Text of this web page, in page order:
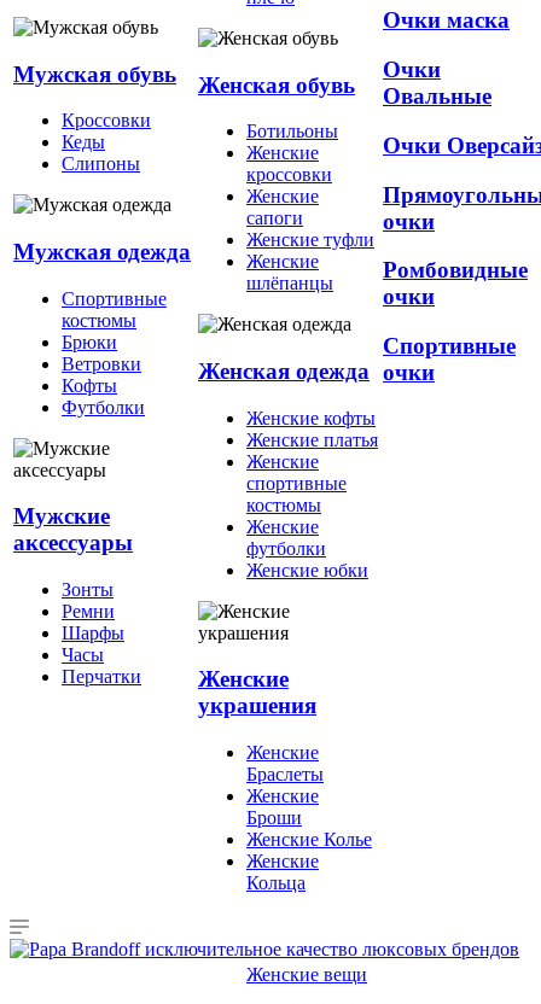
Мужская обувь
Кроссовки
Кеды
Слипоны
Мужская одежда
Спортивные
костюмы
Брюки
Ветровки
Кофты
Футболки
Мужские
аксессуары
Зонты
Ремни
Шарфы
Часы
Перчатки
Женская обувь
Ботильоны
Женские
кроссовки
Женские
сапоги
Женские туфли
Женские
шлёпанцы
Женская одежда
Женские кофты
Женские платья
Женские
спортивные
костюмы
Женские
футболки
Женские юбки
Женские
украшения
Женские
Браслеты
Женские
Броши
Женские Колье
Женские
Кольца
Очки маска
Очки
Овальные
Очки
очки
Ромбовидные
очки
Спортивные
очки
Женские вещи